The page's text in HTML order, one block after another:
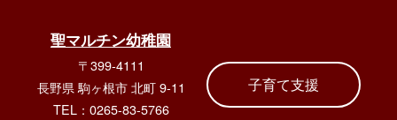
聖マルチン幼稚園
〒399-4111
長野県 駒ヶ根市 北町 9-11
TEL：0265-83-5766
子育て支援